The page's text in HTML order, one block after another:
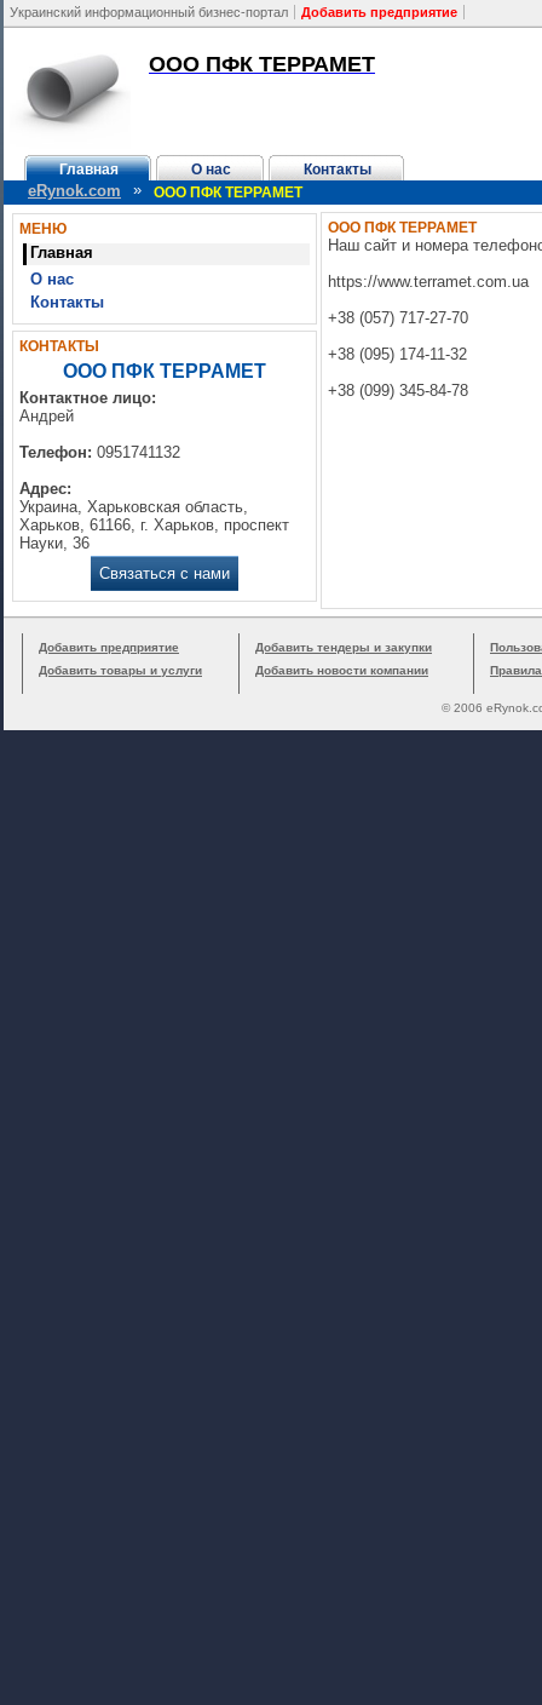
Украинский информационный бизнес-портал Добавить предприятие
ООО ПФК ТЕРРАМЕТ
Главная О нас Контакты
eRynok.com » ООО ПФК ТЕРРАМЕТ
МЕНЮ
Главная
О нас
Контакты
КОНТАКТЫ
ООО ПФК ТЕРРАМЕТ
Контактное лицо:
Андрей
Телефон: 0951741132
Адрес:
Украина, Харьковская область,
Харьков, 61166, г. Харьков, проспект
Науки, 36
Связаться с нами
ООО ПФК ТЕРРАМЕТ
Наш сайт и номера
https://www.terramet.com.ua
+38 (057) 717-27-70
+38 (095) 174-11-32
+38 (099) 345-84-78
Добавить предприятие
Добавить товары и услуги
Добавить тендеры и закупки
Добавить новости компании
© 2006